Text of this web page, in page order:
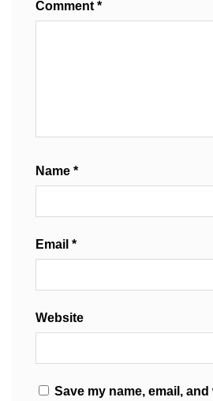
Comment *
Name *
Email *
Website
Save my name, email,